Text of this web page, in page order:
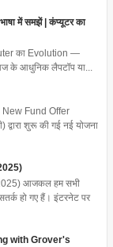
में समझें | कंप्यूटर का
का Evolution —
के आधुनिक लैपटॉप या...
New Fund Offer
शुरू की गई नई योजना
आजकल हम सभी
हो गए हैं। इंटरनेट पर
with Grover's